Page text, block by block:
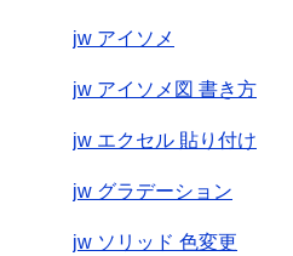
jw アイソメ
jw アイソメ図 書き方
jw エクセル 貼り付け
jw グラデーション
jw ソリッド 色変更